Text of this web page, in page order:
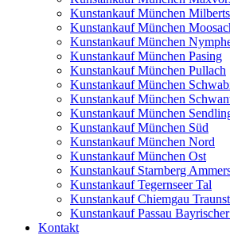
Kunstankauf München
Kunstankauf München
Kunstankauf München
Kunstankauf München Pasing
Kunstankauf München Pullach
Kunstankauf München
Kunstankauf München
Kunstankauf München
Kunstankauf München Süd
Kunstankauf München Nord
Kunstankauf München Ost
Kunstankauf Starnberg
Kunstankauf Tegernseer Tal
Kunstankauf Chiemgau
Kunstankauf Passau
Kontakt